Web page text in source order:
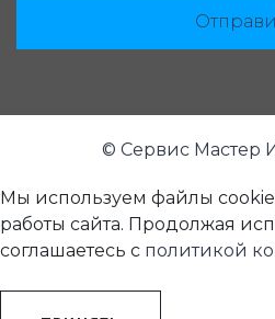
© Сервис Мастер
Мы используем файлы
работы сайта. Продолжая
соглашаетесь с политикой